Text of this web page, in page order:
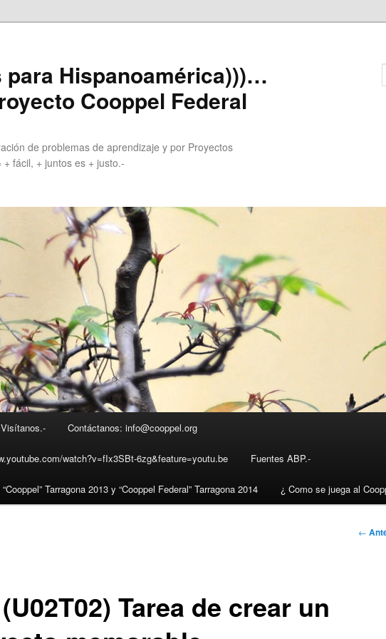
Hispanoamérica)))…
Cooppel Federal
de problemas de aprendizaje y por Proyectos
fácil, + juntos es + justo.-
Contáctanos: info@cooppel.org
watch?v=fIx3SBt-6zg&feature=youtu.be Fuentes ABP.-
Tarragona 2013 y “Cooppel Federal” Tarragona 2014 ¿ Como se juega al
←
Tarea de crear un